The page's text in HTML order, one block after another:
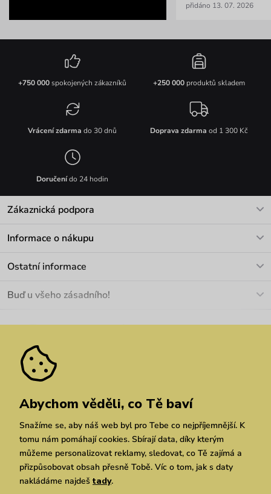
přidáno 13. 07. 2026
+750 000spokojených zákazníků +250 000produktů skladem
Vrácení zdarma do 30 dnů Doprava zdarma od 1 300 Kč
Doručenído 24 hodin
Zákaznická podpora
Informace o nákupu
Materiály a údržba
Pozáruční opravy
Ostatní informace
Velkoobchod
We Care
Dárkové poukazy
Vuchlook
Prodejny
Praha Brno Chrudim
Buď u všeho zásadního!
Zásady ochrany osobních údajů
Abychom věděli, co Tě baví
Snažíme se, aby náš web byl pro Tebe co nejpříjemnější. K
tomu nám pomáhají cookies. Sbírají data, díky kterým
můžeme personalizovat reklamy, sledovat, co Tě zajímá a
přizpůsobovat obsah přesně Tobě. Víc o tom, jak s daty
nakládáme najdeš tady.